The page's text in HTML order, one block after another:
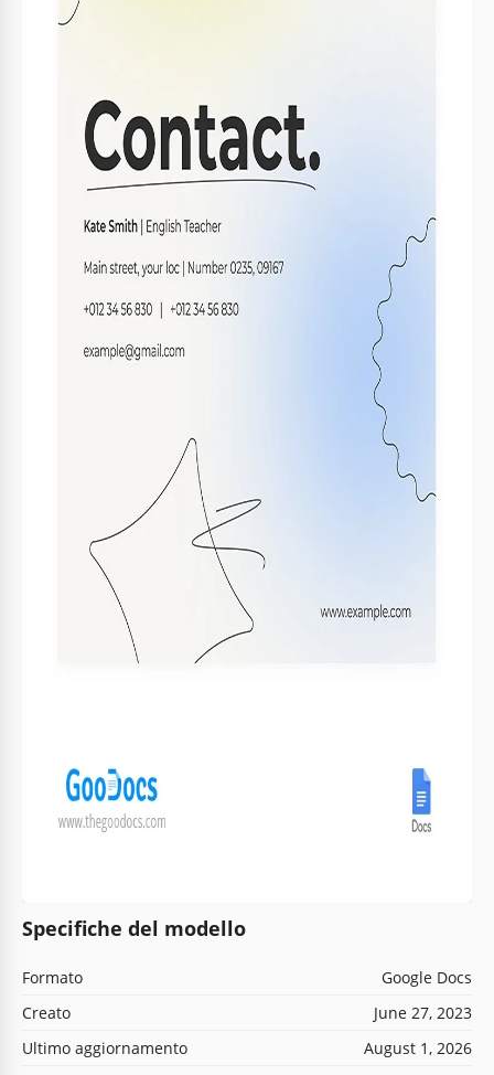
Specifiche del modello
Formato
Google Docs
Creato
June 27, 2023
Ultimo aggiornamento
August 1, 2026